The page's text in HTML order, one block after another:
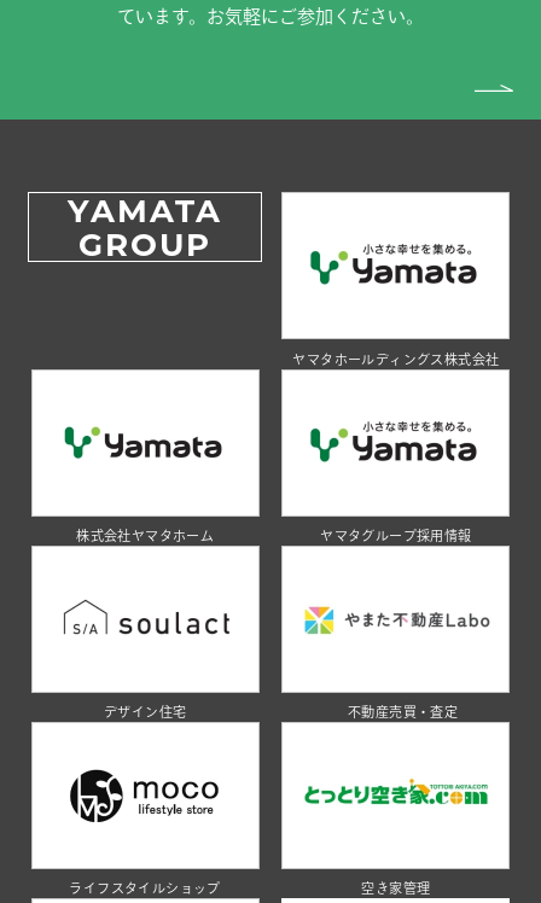
ています。お気軽にご参加ください。
YAMATA
GROUP
ヤマタホールディングス株式会社
株式会社ヤマタホーム ヤマタグループ採用情報
デザイン住宅 不動産売買・査定
ライフスタイルショップ 空き家管理